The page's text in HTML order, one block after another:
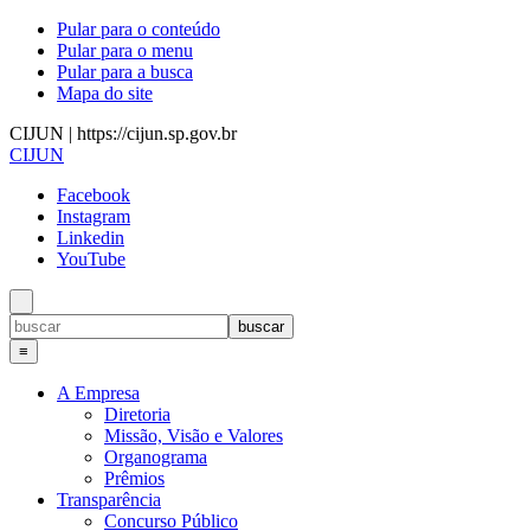
Pular para o conteúdo
Pular para o menu
Pular para a busca
Mapa do site
CIJUN | https://cijun.sp.gov.br
CIJUN
Facebook
Instagram
Linkedin
YouTube
≡
A Empresa
Diretoria
Missão, Visão e Valores
Organograma
Prêmios
Transparência
Concurso Público